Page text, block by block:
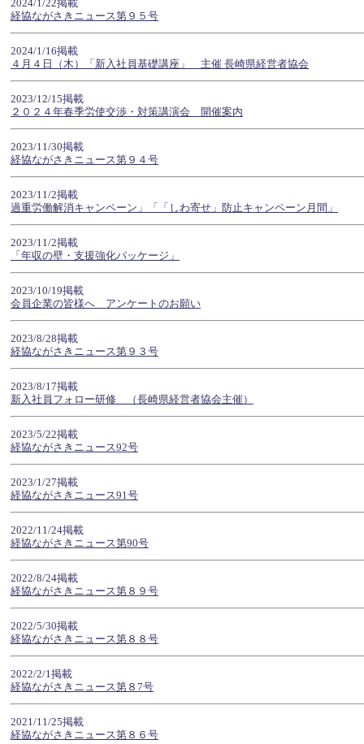
2024/1/22掲載
経協ながさきニュース第９５号
2024/1/16掲載
４月４日（木）「新入社員基礎講座」 主催 長崎県経営者協会
2023/12/15掲載
２０２４年春季労使交渉・対策講演会 開催案内
2023/11/30掲載
経協ながさきニュース第９４号
2023/11/2掲載
過重労働解消キャンペーン」「「しわ寄せ」防止キャンペーン月間」
2023/11/2掲載
「年収の壁・支援強化パッケージ」
2023/10/19掲載
会員企業の皆様へ アンケートのお願い
2023/8/28掲載
経協ながさきニュース第９３号
2023/8/17掲載
新入社員フォロー研修 （長崎県経営者協会主催）
2023/5/22掲載
経協ながさきニュース92号
2023/1/27掲載
経協ながさきニュース91号
2022/11/24掲載
経協ながさきニュース第90号
2022/8/24掲載
経協ながさきニュース第８９号
2022/5/30掲載
経協ながさきニュース第８８号
2022/2/1掲載
経協ながさきニュース第８7号
2021/11/25掲載
経協ながさきニュース第８６号